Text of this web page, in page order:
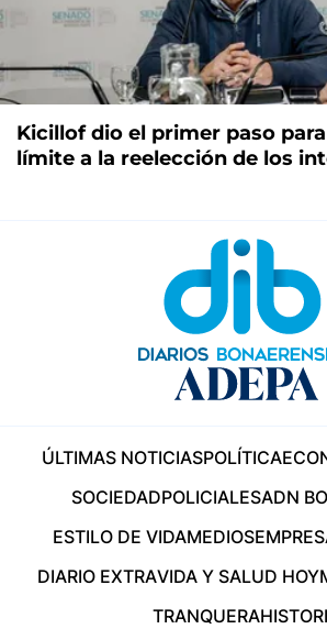
Kicillof dio el primer paso
límite a la reelección de los
ÚLTIMAS NOTICIASPOLÍTICA
SOCIEDADPOLICIALESADN
ESTILO DE VIDAMEDIOS
DIARIO EXTRAVIDA Y SALUD HOY
TRANQUERA